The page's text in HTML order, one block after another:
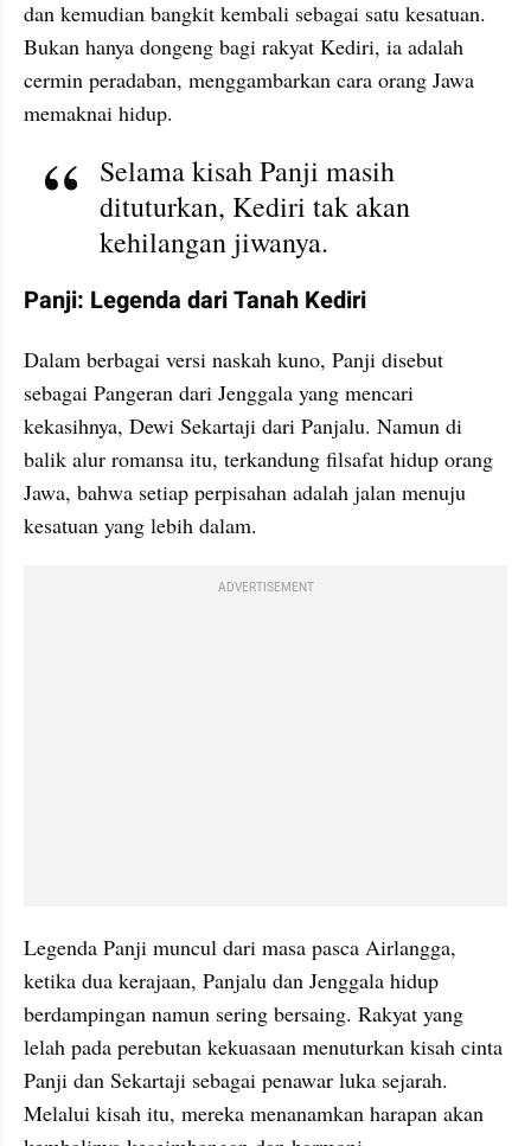
dan kemudian bangkit kembali sebagai satu kesatuan.
Bukan hanya dongeng bagi rakyat Kediri, ia adalah
cermin peradaban, menggambarkan cara orang Jawa
memaknai hidup.
Selama kisah Panji masih
dituturkan, Kediri tak akan
kehilangan jiwanya.
Panji: Legenda dari Tanah Kediri
Dalam berbagai versi naskah kuno, Panji disebut
sebagai Pangeran dari Jenggala yang mencari
kekasihnya, Dewi Sekartaji dari Panjalu. Namun di
balik alur romansa itu, terkandung filsafat hidup orang
Jawa, bahwa setiap perpisahan adalah jalan menuju
kesatuan yang lebih dalam.
ADVERTISEMENT
Legenda Panji muncul dari masa pasca Airlangga,
ketika dua kerajaan, Panjalu dan Jenggala hidup
berdampingan namun sering bersaing. Rakyat yang
lelah pada perebutan kekuasaan menuturkan kisah cinta
Panji dan Sekartaji sebagai penawar luka sejarah.
Melalui kisah itu, mereka menanamkan harapan akan